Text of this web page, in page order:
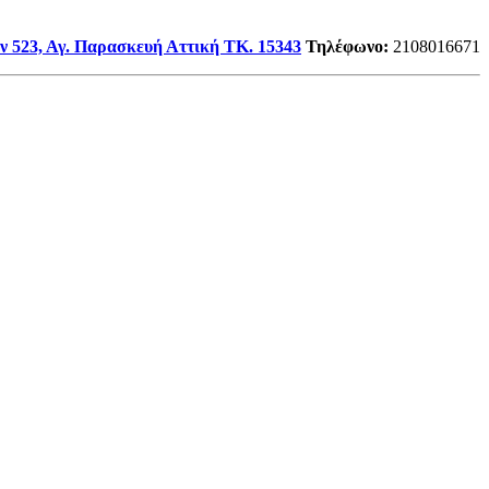
523, Αγ. Παρασκευή Αττική TK. 15343 Τηλέφωνο: 2108016671